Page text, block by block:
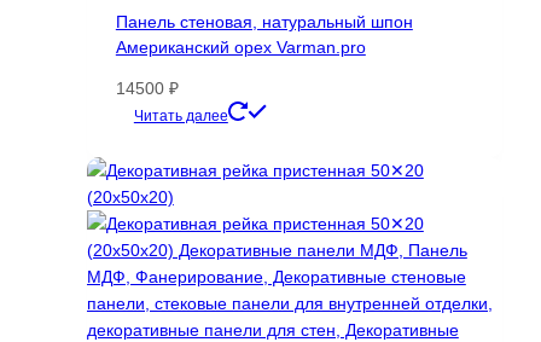
можно
выбрать
Панель стеновая, натуральный шпон
Американский орех Varman.pro
14500 ₽
Читать далее
имеет
вариаций.
Опции
можно
выбрать
на